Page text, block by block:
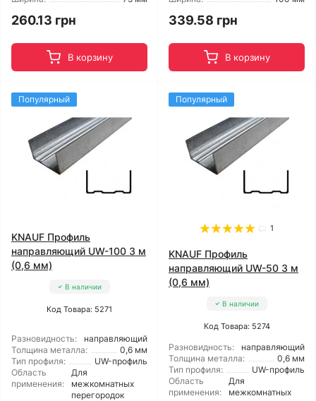
260.13 грн
В корзину
339.58 грн
В корзину
Популярный
KNAUF Профиль
направляющий UW-100 3 м
(0,6 мм)
В наличии
Код Товара: 5271
Разновидность:
направляющий
Толщина металла:
0,6 мм
Тип профиля:
UW-профиль
Область
применения:
Для
межкомнатных
перегородок
Популярный
1
KNAUF Профиль
направляющий UW-50 3 м
(0,6 мм)
В наличии
Код Товара: 5274
Разновидность:
направляющий
Толщина металла:
0,6 мм
Тип профиля:
UW-профиль
Область
применения:
Для
межкомнатных